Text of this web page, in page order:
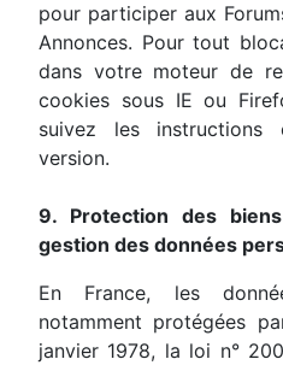
pour participer aux
Annonces. Pour tout
dans votre moteur de
cookies sous IE ou
suivez les
version.
9. Protection des
gestion des données
En France, les
notamment protégées
janvier 1978, la loi n°